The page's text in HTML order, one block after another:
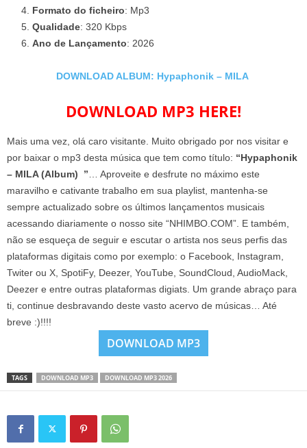
Formato do ficheiro: Mp3
Qualidade: 320 Kbps
Ano de Lançamento: 2026
DOWNLOAD ALBUM: Hypaphonik – MILA
DOWNLOAD MP3 HERE!
Mais uma vez, olá caro visitante. Muito obrigado por nos visitar e
por baixar o mp3 desta música que tem como título: “Hypaphonik
– MILA (Album) ” … Aproveite e desfrute no máximo este
maravilho e cativante trabalho em sua playlist, mantenha-se
sempre actualizado sobre os últimos lançamentos musicais
acessando diariamente o nosso site “NHIMBO.COM”. E também,
não se esqueça de seguir e escutar o artista nos seus perfis das
plataformas digitais como por exemplo: o Facebook, Instagram,
Twiter ou X, SpotiFy, Deezer, YouTube, SoundCloud, AudioMack,
Deezer e entre outras plataformas digiats. Um grande abraço para
ti, continue desbravando deste vasto acervo de músicas… Até
breve :)!!!!
DOWNLOAD MP3
TAGS DOWNLOAD MP3 DOWNLOAD MP3 2026